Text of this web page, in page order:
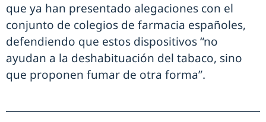
que ya han presentado alegaciones con el
conjunto de colegios de farmacia españoles,
defendiendo que estos dispositivos “no
ayudan a la deshabituación del tabaco, sino
que proponen fumar de otra forma”.